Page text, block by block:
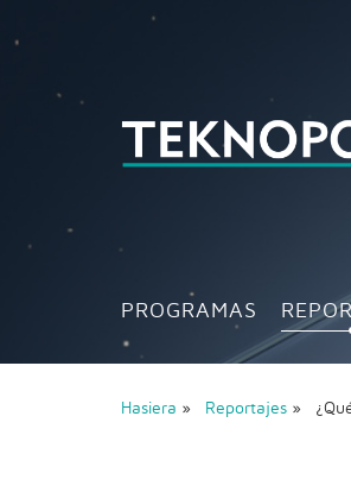
PROGRAMAS
Hasiera » Reportajes »